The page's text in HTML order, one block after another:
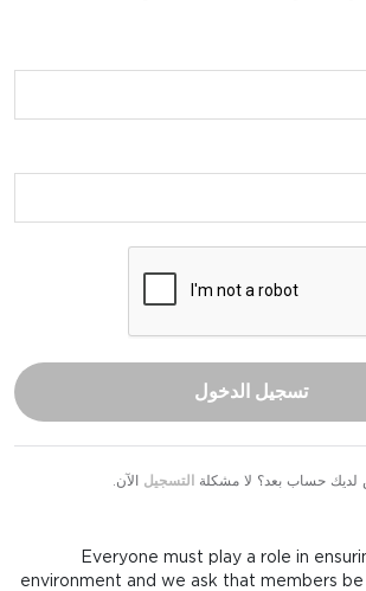
تسجيل الدخول
لديك حساب بعد؟ لا مشكلة التسجيل الآن.
Everyone must play a role in
environment and we ask that members